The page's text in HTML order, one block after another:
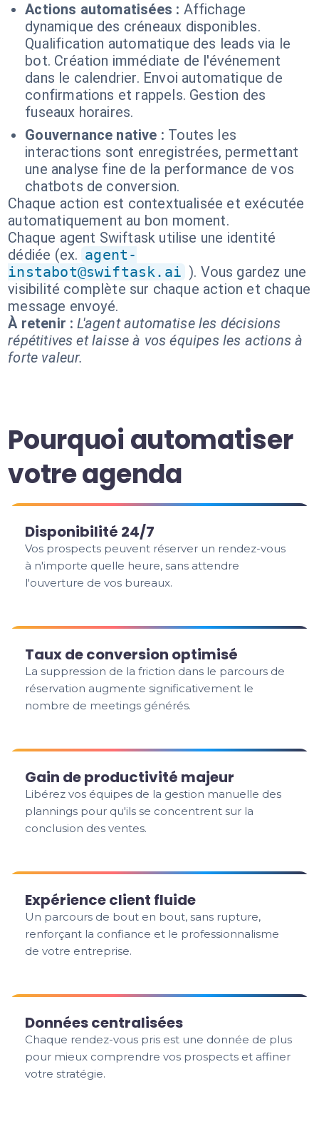
Actions automatisées : Affichage
dynamique des créneaux disponibles.
Qualification automatique des leads via le
bot. Création immédiate de l'événement
dans le calendrier. Envoi automatique de
confirmations et rappels. Gestion des
fuseaux horaires.
Gouvernance native : Toutes les
interactions sont enregistrées, permettant
une analyse fine de la performance de vos
chatbots de conversion.
Chaque action est contextualisée et exécutée
automatiquement au bon moment.
Chaque agent Swiftask utilise une identité
dédiée (ex. agent-
instabot@swiftask.ai ). Vous gardez une
visibilité complète sur chaque action et chaque
message envoyé.
À retenir : L'agent automatise les décisions
répétitives et laisse à vos équipes les actions à
forte valeur.
Pourquoi automatiser
votre agenda
Disponibilité 24/7
Vos prospects peuvent réserver un rendez-vous
à n'importe quelle heure, sans attendre
l'ouverture de vos bureaux.
Taux de conversion optimisé
La suppression de la friction dans le parcours de
réservation augmente significativement le
nombre de meetings générés.
Gain de productivité majeur
Libérez vos équipes de la gestion manuelle des
plannings pour qu'ils se concentrent sur la
conclusion des ventes.
Expérience client fluide
Un parcours de bout en bout, sans rupture,
renforçant la confiance et le professionnalisme
de votre entreprise.
Données centralisées
Chaque rendez-vous pris est une donnée de plus
pour mieux comprendre vos prospects et affiner
votre stratégie.